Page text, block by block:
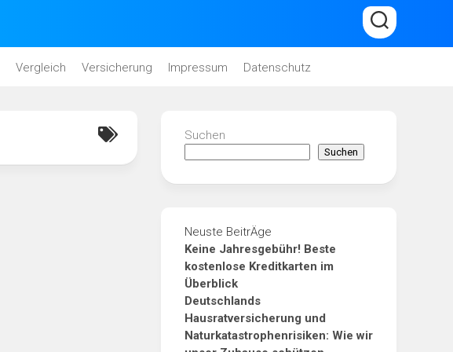
Vergleich Versicherung Impressum Datenschutz
Suchen
Suchen
Neuste BeitrÄge
Keine Jahresgebühr! Beste
kostenlose Kreditkarten im
Überblick
Deutschlands
Hausratversicherung und
Naturkatastrophenrisiken: Wie wir